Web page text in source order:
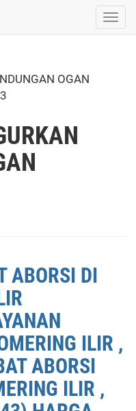
OGAN
ABORSI DI
ILIR ,
ABORSI
ILIR ,